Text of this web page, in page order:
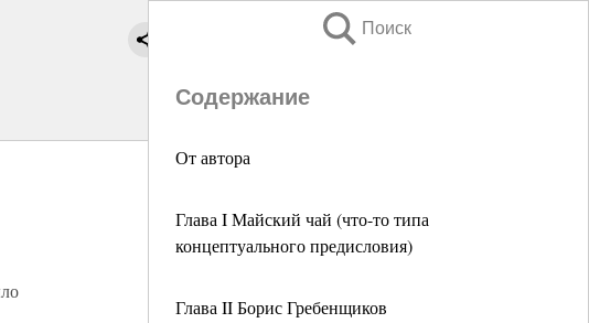
Поиск
Содержание
От автора
Глава I Майский чай (что-то типа
концептуального предисловия)
Глава II Борис Гребенщиков